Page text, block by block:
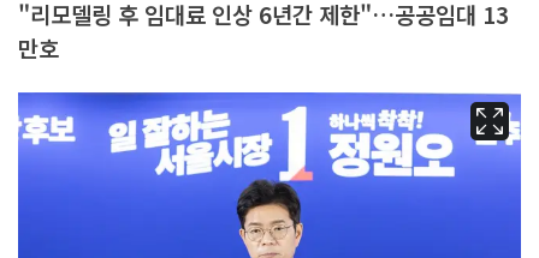
"리모델링 후 임대료 인상 6년간 제한"…공공임대 13
만호